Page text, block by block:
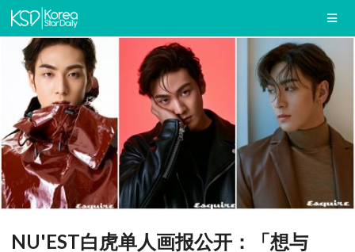
NU'EST白虎单人画报公开：「想与